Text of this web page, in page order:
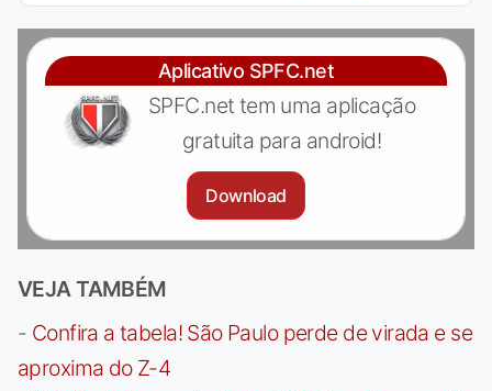
Aplicativo SPFC.net
SPFC.net tem uma aplicação
gratuita para android!
Download
VEJA TAMBÉM
- Confira a tabela! São Paulo perde de virada e se
aproxima do Z-4